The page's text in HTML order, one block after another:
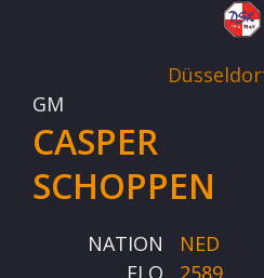
GM
CASPER
SCHOPPEN
NATION
NED
ELO
2589